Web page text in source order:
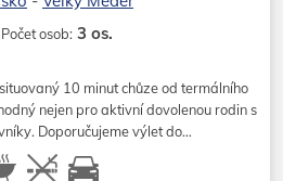
Počet osob: 3 os.
10 minut chůze od termálního
nejen pro aktivní dovolenou rodin s
Doporučujeme výlet do…